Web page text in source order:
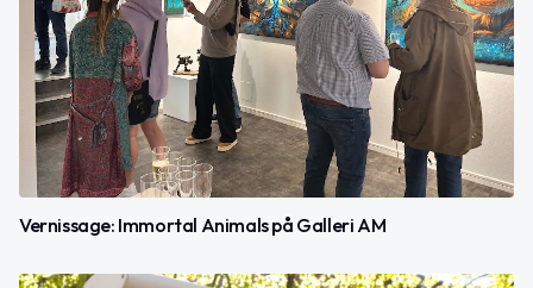
Vernissage: Immortal Animals på Galleri AM